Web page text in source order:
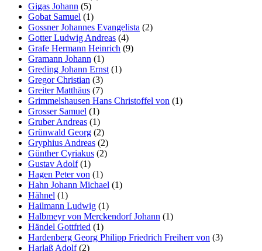
Gigas Johann (5)
Gobat Samuel (1)
Gossner Johannes Evangelista (2)
Gotter Ludwig Andreas (4)
Grafe Hermann Heinrich (9)
Gramann Johann (1)
Greding Johann Ernst (1)
Gregor Christian (3)
Greiter Matthäus (7)
Grimmelshausen Hans Christoffel von (1)
Grosser Samuel (1)
Gruber Andreas (1)
Grünwald Georg (2)
Gryphius Andreas (2)
Günther Cyriakus (2)
Gustav Adolf(1)
Hagen Peter von (1)
Hahn Johann Michael (1)
Hähnel (1)
Hailmann Ludwig (1)
Halbmeyr von Merckendorf Johann (1)
Händel Gottfried (1)
Hardenberg Georg Philipp Friedrich Freiherr von (3)
Harlaß Adolf(2)